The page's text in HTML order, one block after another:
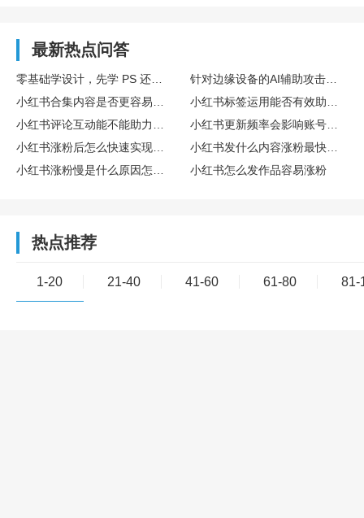
最新热点问答
小红书怎么发作品容易涨粉
热点推荐
1-20 21-40 41-60 61-80 81-